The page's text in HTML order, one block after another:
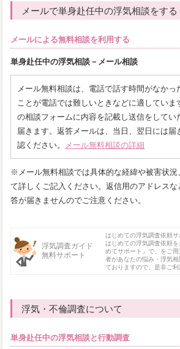
メールで単身赴任中の浮気相談をする
メールによる無料相談を利用する
単身赴任中の浮気相談－メール相談
メール無料相談は、電話で話す時間がなかっ
ことが電話では難しいときなどに適していま
の相談フォームに内容を記載し送信をしてい
届きます。返答メールは、当日、翌日には
認ください。
メール無料相談の詳細
※メール無料相談では具体的な経緯や被害状
て詳しくご記入ください。返信用のアドレスな
答が届きませんのでご注意ください。
浮気調査ガイド
無料サポート
はじめての浮気調査依頼サ
はじめての浮気調査依頼
めてサポート」で、をご
者があなたの悩み・浮気相
ておりますので、是非ご利
浮気・不倫調査について
単身赴任中の浮気相談と行動調査